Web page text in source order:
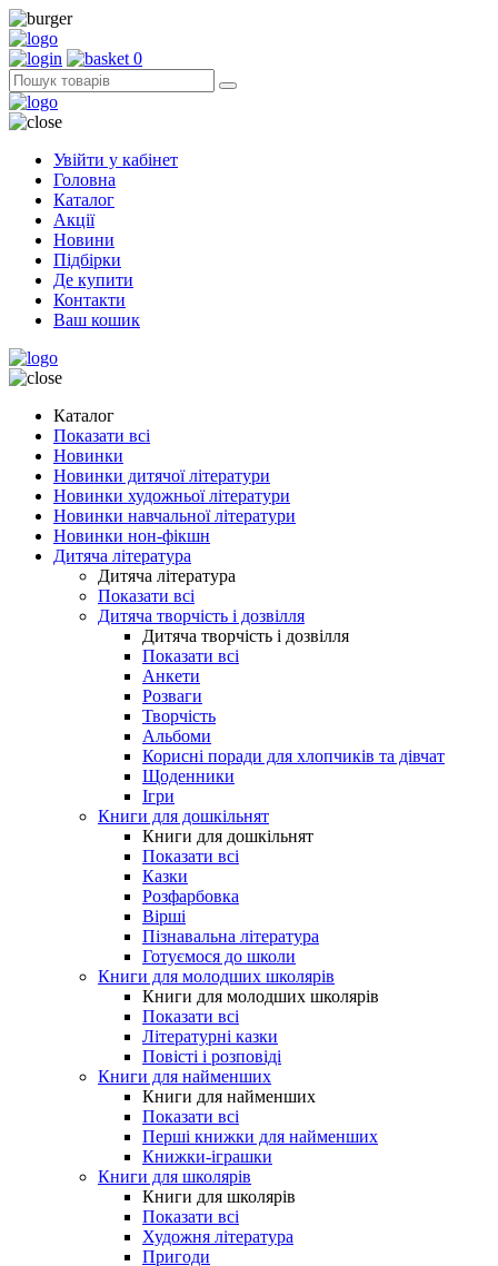
0
Увійти у кабінет
Головна
Каталог
Акції
Новини
Підбірки
Де купити
Контакти
Ваш кошик
Каталог
Показати всі
Новинки
Новинки дитячої літератури
Новинки художньої літератури
Новинки навчальної літератури
Новинки нон-фікшн
Дитяча література
Дитяча література
Показати всі
Дитяча творчість і дозвілля
Дитяча творчість і дозвілля
Показати всі
Анкети
Розваги
Творчість
Альбоми
Корисні поради для хлопчиків та дівчат
Щоденники
Ігри
Книги для дошкільнят
Книги для дошкільнят
Показати всі
Казки
Розфарбовка
Вірші
Пізнавальна література
Готуємося до школи
Книги для молодших школярів
Книги для молодших школярів
Показати всі
Літературні казки
Повісті і розповіді
Книги для найменших
Книги для найменших
Показати всі
Перші книжки для найменших
Книжки-іграшки
Книги для школярів
Книги для школярів
Показати всі
Художня література
Пригоди